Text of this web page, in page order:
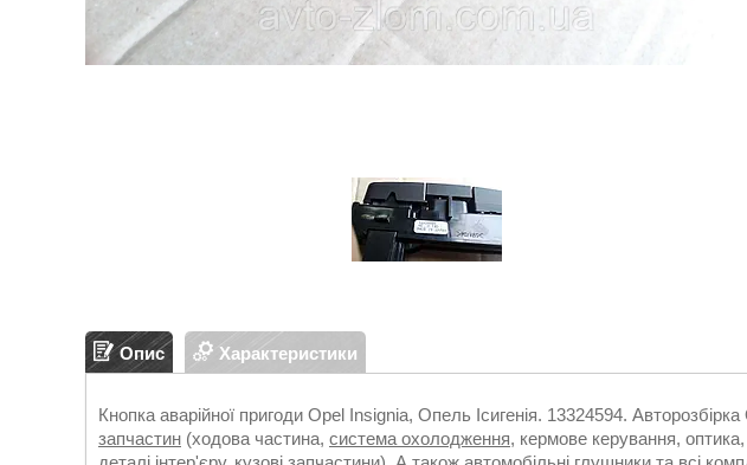
Опис Характеристики
Кнопка аварійної пригоди Opel Insignia, Опель Ісигенія. 13324594.
запчастин (ходова частина, система охолодження, кермове керування, оптика,